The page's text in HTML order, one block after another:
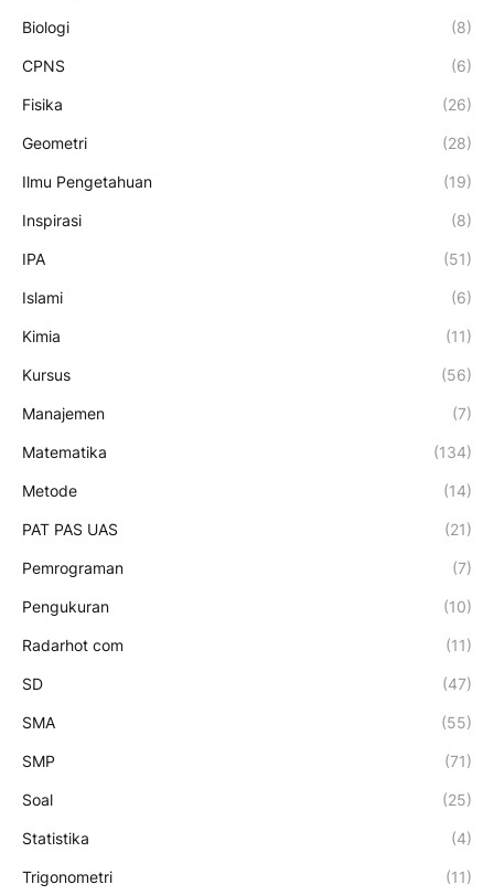
Biologi (8)
CPNS (6)
Fisika (26)
Geometri (28)
Ilmu Pengetahuan (19)
Inspirasi (8)
IPA (51)
Islami (6)
Kimia (11)
Kursus (56)
Manajemen (7)
Matematika (134)
Metode (14)
PAT PAS UAS (21)
Pemrograman (7)
Pengukuran (10)
Radarhot com (11)
SD (47)
SMA (55)
SMP (71)
Soal (25)
Statistika (4)
Trigonometri (11)